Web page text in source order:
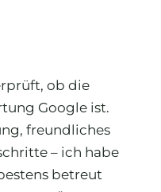
ob die
Google ist.
freundliches
– ich habe
betreut